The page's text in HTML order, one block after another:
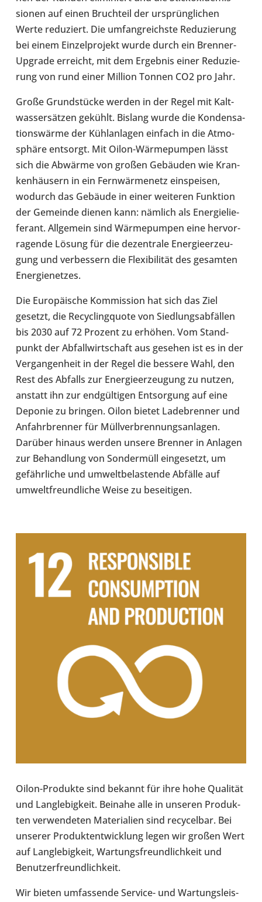
sio­nen auf einen Bruch­teil der ursprüng­li­chen
Werte redu­ziert. Die umfang­reichste Redu­zie­rung
bei einem Ein­zel­pro­jekt wurde durch ein Brenner-​
Upgrade erreicht, mit dem Ergeb­nis einer Redu­zie­
rung von rund einer Million Tonnen CO2 pro Jahr.
Große Grund­stü­cke werden in der Regel mit Kalt­
was­ser­sät­zen gekühlt. Bislang wurde die Kon­den­sa­
ti­ons­wärme der Kühl­an­la­gen einfach in die Atmo­
sphäre ent­sorgt. Mit Oilon-​Wärmepumpen lässt
sich die Abwärme von großen Gebäu­den wie Kran­
ken­häu­sern in ein Fern­wär­me­netz ein­spei­sen,
wodurch das Gebäude in einer wei­te­ren Funk­tion
der Gemeinde dienen kann: nämlich als Ener­gie­lie­
fe­rant. All­ge­mein sind Wär­me­pum­pen eine her­vor­
ra­gende Lösung für die dezen­trale Ener­gie­er­zeu­
gung und ver­bes­sern die Fle­xi­bi­li­tät des gesam­ten
Ener­gie­net­zes.
Die Euro­päi­sche Kom­mis­sion hat sich das Ziel
gesetzt, die Recy­cling­quote von Sied­lungs­ab­fäl­len
bis 2030 auf 72 Prozent zu erhöhen. Vom Stand­
punkt der Abfall­wirt­schaft aus gesehen ist es in der
Ver­gan­gen­heit in der Regel die bessere Wahl, den
Rest des Abfalls zur Ener­gie­er­zeu­gung zu nutzen,
anstatt ihn zur end­gül­ti­gen Ent­sor­gung auf eine
Deponie zu bringen. Oilon bietet Lade­bren­ner und
Anfahr­bren­ner für Müll­ver­bren­nungs­an­la­gen.
Darüber hinaus werden unsere Brenner in Anlagen
zur Behand­lung von Son­der­müll ein­ge­setzt, um
gefähr­li­che und umwelt­be­las­tende Abfälle auf
umwelt­freund­li­che Weise zu besei­ti­gen.
Oilon-​Produkte sind bekannt für ihre hohe Qua­li­tät
und Lang­le­big­keit. Beinahe alle in unseren Pro­duk­
ten ver­wen­de­ten Mate­ria­lien sind recy­cel­bar. Bei
unserer Pro­dukt­ent­wick­lung legen wir großen Wert
auf Lang­le­big­keit, War­tungs­freund­lich­keit und
Benut­zer­freund­lich­keit.
Wir bieten umfas­sende Service-​ und War­tungs­leis­